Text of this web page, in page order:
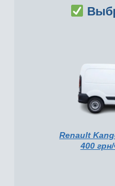
Renault
400